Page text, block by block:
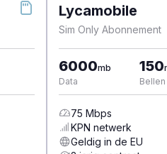
Lycamobile
Sim Only Abonnement
6000mb
Data
150
Bellen
75 Mbps
KPN netwerk
Geldig in de EU